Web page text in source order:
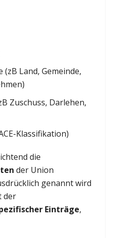
Land, Gemeinde,
Zuschuss, Darlehen,
Klassifikation)
die
der Union
genannt wird
der
Einträge,